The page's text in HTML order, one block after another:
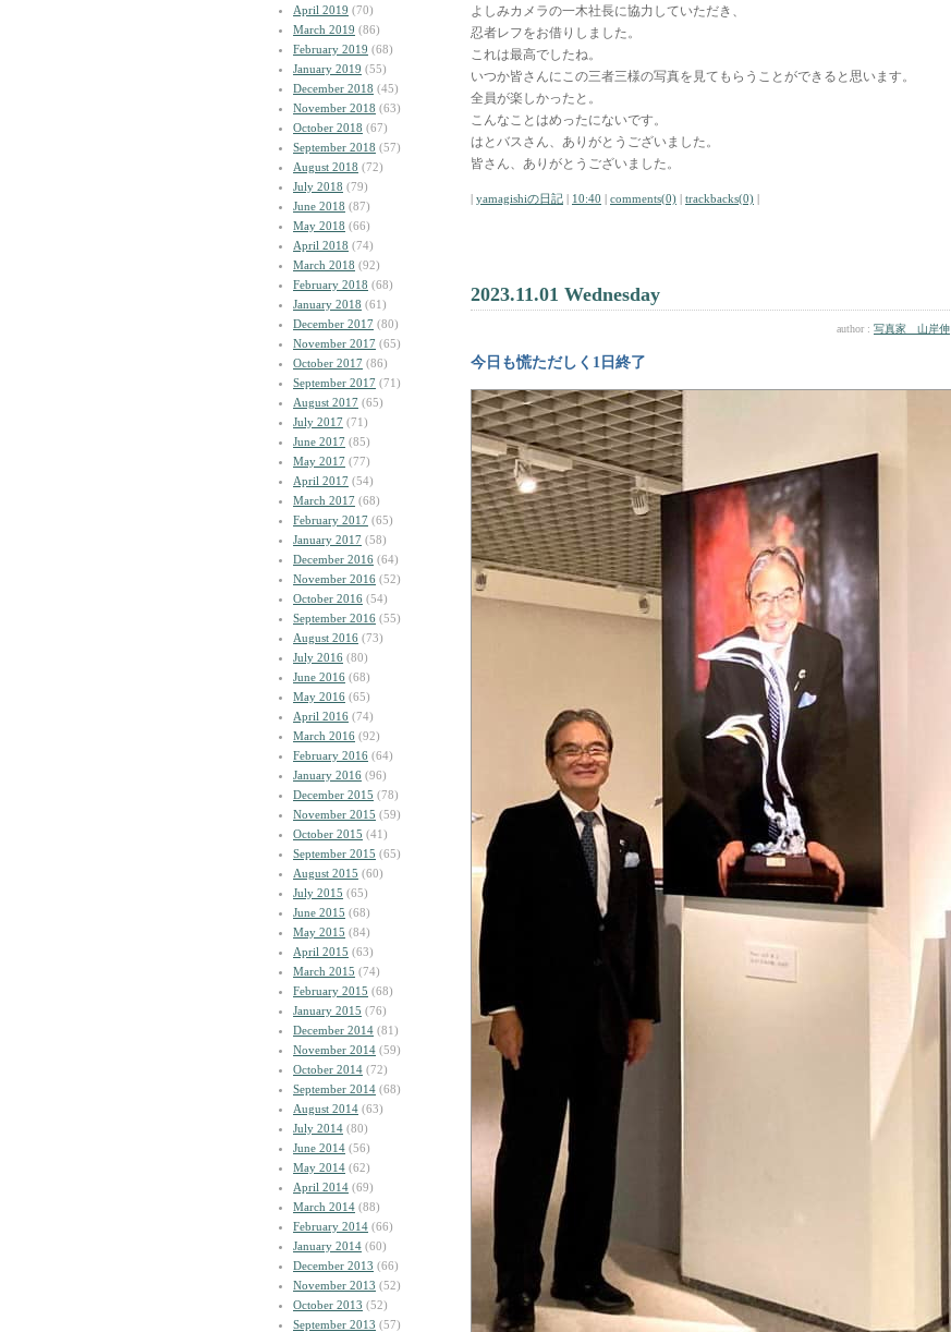
April 2019 (70)
March 2019 (86)
February 2019 (68)
January 2019 (55)
December 2018 (45)
November 2018 (63)
October 2018 (67)
September 2018 (57)
August 2018 (72)
July 2018 (79)
June 2018 (87)
May 2018 (66)
April 2018 (74)
March 2018 (92)
February 2018 (68)
January 2018 (61)
December 2017 (80)
November 2017 (65)
October 2017 (86)
September 2017 (71)
August 2017 (65)
July 2017 (71)
June 2017 (85)
May 2017 (77)
April 2017 (54)
March 2017 (68)
February 2017 (65)
January 2017 (58)
December 2016 (64)
November 2016 (52)
October 2016 (54)
September 2016 (55)
August 2016 (73)
July 2016 (80)
June 2016 (68)
May 2016 (65)
April 2016 (74)
March 2016 (92)
February 2016 (64)
January 2016 (96)
December 2015 (78)
November 2015 (59)
October 2015 (41)
September 2015 (65)
August 2015 (60)
July 2015 (65)
June 2015 (68)
May 2015 (84)
April 2015 (63)
March 2015 (74)
February 2015 (68)
January 2015 (76)
December 2014 (81)
November 2014 (59)
October 2014 (72)
September 2014 (68)
August 2014 (63)
July 2014 (80)
June 2014 (56)
May 2014 (62)
April 2014 (69)
March 2014 (88)
February 2014 (66)
January 2014 (60)
December 2013 (66)
November 2013 (52)
October 2013 (52)
September 2013 (57)
よしみカメラの一木社長に協力していただき、
忍者レフをお借りしました。
これは最高でしたね。
いつか皆さんにこの三者三様の写真を見てもらうことができると思います。
全員が楽しかったと。
こんなことはめったにないです。
はとバスさん、ありがとうございました。
皆さん、ありがとうございました。
| yamagishiの日記 | 10:40 | comments(0) | trackbacks(0) |
2023.11.01 Wednesday
author : 写真家 山岸伸
今日も慌ただしく1日終了